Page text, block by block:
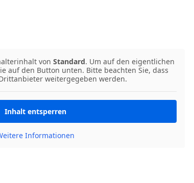
von Standard. Um auf den eigentlichen
auf den Button unten. Bitte beachten Sie, dass
weitergegeben werden.
Inhalt entsperren
Informationen